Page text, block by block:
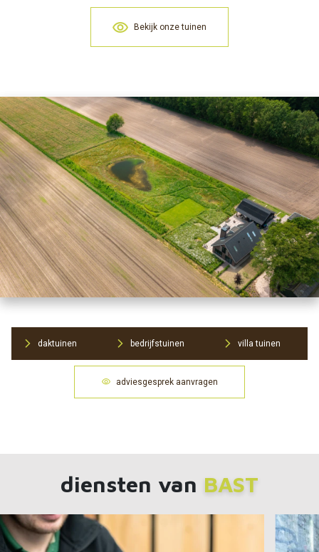
Bekijk onze tuinen
Tuin met overkapping| Vrijstaande
woning
Bekijk project
daktuinen bedrijfstuinen villa tuinen
adviesgesprek aanvragen
diensten van BAST